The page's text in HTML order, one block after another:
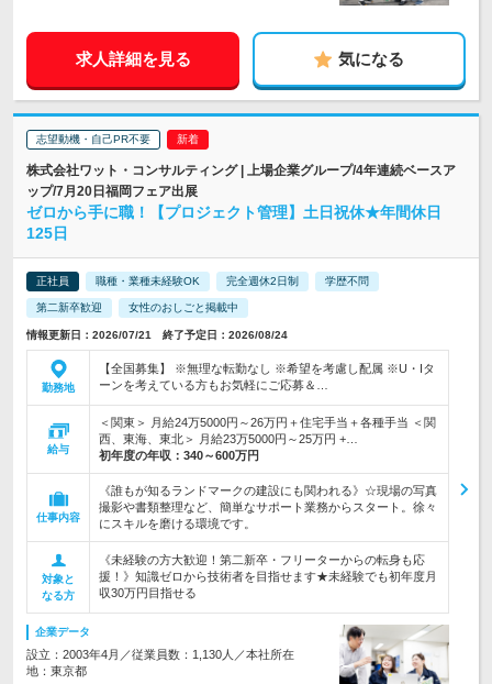
求人詳細を見る 気になる
志望動機・自己PR不要
株式会社ワット・コンサルティング | 上場企業グループ/4年連続ベースア
ップ/7月20日福岡フェア出展
ゼロから手に職！【プロジェクト管理】土日祝休★年間休日
125日
正社員 職種・業種未経験OK 完全週休2日制 学歴不問
第二新卒歓迎 女性のおしごと掲載中
情報更新日：2026/07/21 終了予定日：2026/08/24
勤務地
【全国募集】 ※無理な転勤なし ※希望を考慮し配属 ※U・Iタ
ーンを考えている方もお気軽にご応募＆…
給与
＜関東＞ 月給24万5000円～26万円＋住宅手当＋各種手当 ＜関
西、東海、東北＞ 月給23万5000円～25万円 +…
初年度の年収： 340～600万円
仕事内容
《誰もが知るランドマークの建設にも関われる》☆現場の写真
撮影や書類整理など、簡単なサポート業務からスタート。徐々
にスキルを磨ける環境です。
対象と
なる方
《未経験の方大歓迎！第二新卒・フリーターからの転身も応
援！》知識ゼロから技術者を目指せます★未経験でも初年度月
収30万円目指せる
企業データ
設立：2003年4月／従業員数：1,130人／本社所在
地：東京都